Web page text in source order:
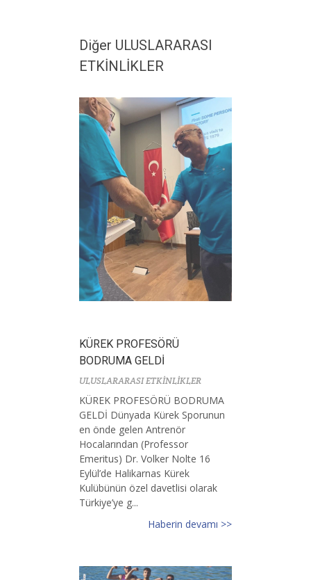
Diğer ULUSLARARASI
ETKİNLİKLER
KÜREK PROFESÖRÜ
BODRUMA GELDİ
ULUSLARARASI ETKİNLİKLER
KÜREK PROFESÖRÜ BODRUMA
GELDİ Dünyada Kürek Sporunun
en önde gelen Antrenör
Hocalarından (Professor
Emeritus) Dr. Volker Nolte 16
Eylül’de Halikarnas Kürek
Kulübünün özel davetlisi olarak
Türkiye’ye g...
Haberin devamı >>